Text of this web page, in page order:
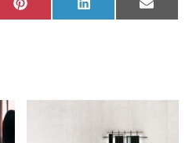
PinterestLinkedInEmail